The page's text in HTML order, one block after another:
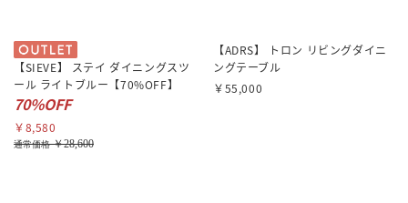
【SIEVE】 ステイ ダイニングスツ
ール ライトブルー【70%OFF】
70%OFF
￥8,580
通常価格￥28,600
【ADRS】 トロン リビングダイニ
ングテーブル
￥55,000